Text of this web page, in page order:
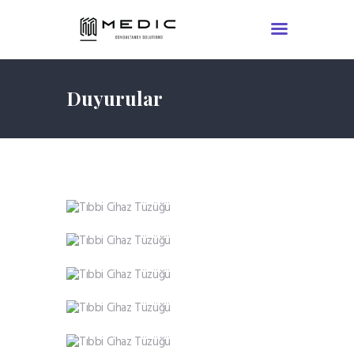
Duyurular
Ürün Takip Sistemi (ÜTS)
Kurumsal
Duyurular
Referanslar